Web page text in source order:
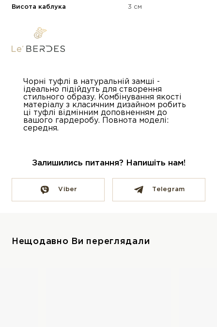
Висота каблука 3 см
Чорні туфлі в натуральній замші -
ідеально підійдуть для створення
стильного образу. Комбінування якості
матеріалу з класичним дизайном робить
ці туфлі відмінним доповненням до
вашого гардеробу. Повнота моделі:
середня.
Залишились питання? Напишіть нам!
Viber Telegram
Нещодавно Ви переглядали